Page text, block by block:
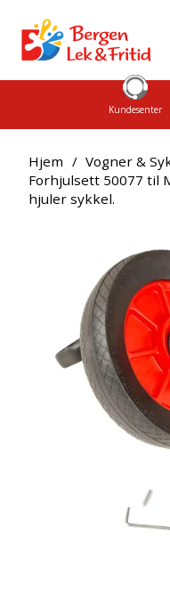
Kundesenter
Hjem / Vogner &
Forhjulsett 50077 til
hjuler sykkel.